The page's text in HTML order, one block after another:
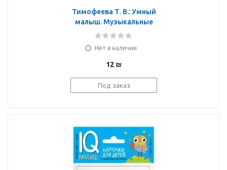
Тимофеева Т. В.: Умный
малыш. Музыкальные
инструменты. Набор
Нет в наличии
12 ₪
Под заказ